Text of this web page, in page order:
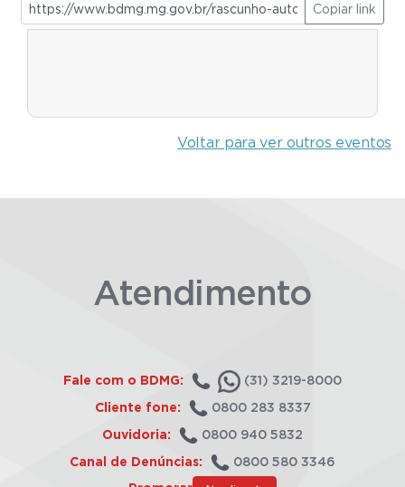
Copiar link
Voltar para ver outros eventos
Atendimento
Fale com o BDMG: (31) 3219-8000
Cliente fone: 0800 283 8337
Ouvidoria: 0800 940 5832
Canal de Denúncias: 0800 580 3346